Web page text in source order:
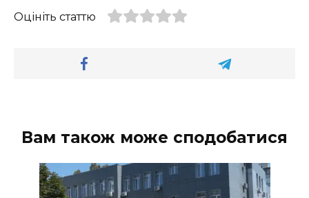
Оцініть статтю
Вам також може сподобатися